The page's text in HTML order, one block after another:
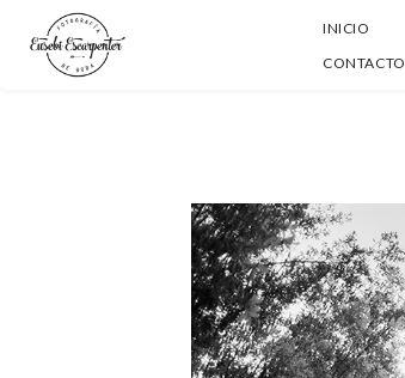
INICIO
CONTACTO